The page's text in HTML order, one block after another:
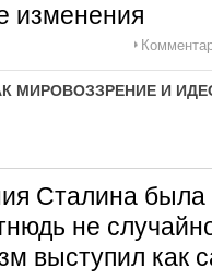
изменения
МИРОВОЗЗРЕНИЕ И
Сталина была
не
выступил как